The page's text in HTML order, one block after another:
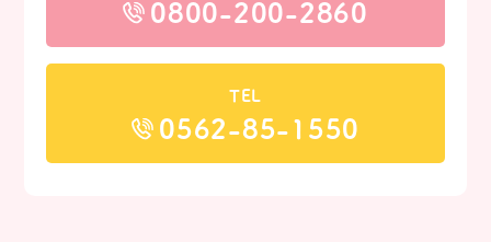
0800-200-2860
TEL
0562-85-1550